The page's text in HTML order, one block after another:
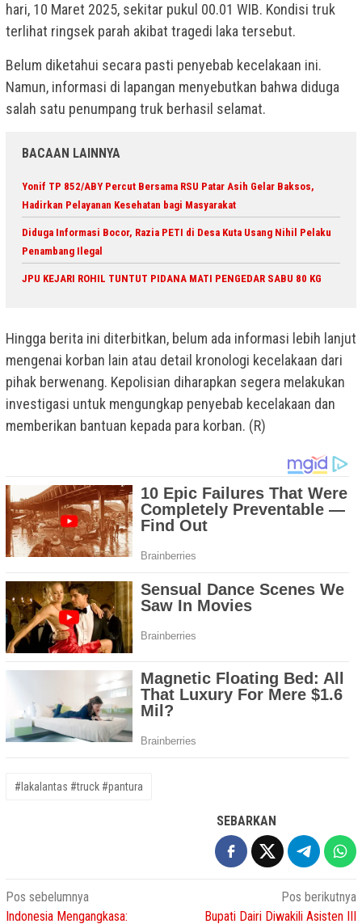
hari, 10 Maret 2025, sekitar pukul 00.01 WIB. Kondisi truk
terlihat ringsek parah akibat tragedi laka tersebut.
Belum diketahui secara pasti penyebab kecelakaan ini.
Namun, informasi di lapangan menyebutkan bahwa diduga
salah satu penumpang truk berhasil selamat.
BACAAN LAINNYA
Yonif TP 852/ABY Percut Bersama RSU Patar Asih Gelar Baksos,
Hadirkan Pelayanan Kesehatan bagi Masyarakat
Diduga Informasi Bocor, Razia PETI di Desa Kuta Usang Nihil Pelaku
Penambang Ilegal
JPU KEJARI ROHIL TUNTUT PIDANA MATI PENGEDAR SABU 80 KG
Hingga berita ini diterbitkan, belum ada informasi lebih lanjut
mengenai korban lain atau detail kronologi kecelakaan dari
pihak berwenang. Kepolisian diharapkan segera melakukan
investigasi untuk mengungkap penyebab kecelakaan dan
memberikan bantuan kepada para korban. (R)
#lakalantas #truck #pantura
SEBARKAN
Navigasi
Pos sebelumnya
Indonesia Mengangkasa:
Pos berikutnya
Bupati Dairi Diwakili Asisten III